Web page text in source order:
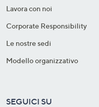
Lavora con noi
Corporate Responsibility
Le nostre sedi
Modello organizzativo
SEGUICI SU